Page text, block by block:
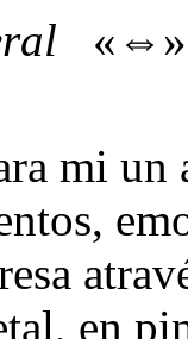
mi un
en